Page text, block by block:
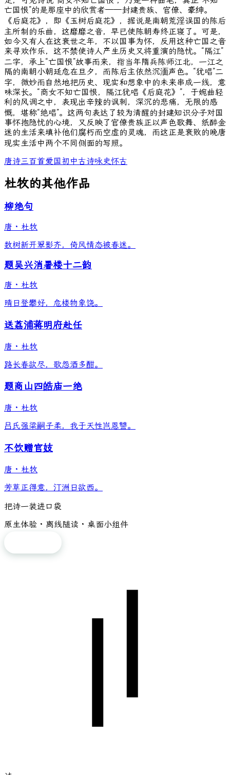
亡国恨”的是那座中的欣赏者——封建贵族、官僚、豪绅。
《后庭花》，即《玉树后庭花》，据说是南朝荒淫误国的陈后
主所制的乐曲，这靡靡之音，早已使陈朝寿终正寝了。可是，
如今又有人在这衰世之年，不以国事为怀，反用这种亡国之音
来寻欢作乐，这不禁使诗人产生历史又将重演的隐忧。“隔江”
二字，承上“亡国恨”故事而来，指当年隋兵陈师江北，一江之
隔的南朝小朝廷危在旦夕，而陈后主依然沉湎声色。“犹唱”二
字，微妙而自然地把历史、现实和想象中的未来串成一线，意
味深长。“商女不知亡国恨，隔江犹唱《后庭花》”，于婉曲轻
利的风调之中，表现出辛辣的讽刺，深沉的悲痛，无限的感
慨，堪称“绝唱”。这两句表达了较为清醒的封建知识分子对国
事怀抱隐忧的心境，又反映了官僚贵族正以声色歌舞、纸醉金
迷的生活来填补他们腐朽而空虚的灵魂，而这正是衰败的晚唐
现实生活中两个不同侧面的写照。
唐诗三百首爱国初中古诗咏史怀古
杜牧的其他作品
柳绝句
唐 · 杜牧
数树新开翠影齐，倚风情态被春迷。
题吴兴消暑楼十二韵
唐 · 杜牧
晴日登攀好，危楼物象饶。
送荔浦蒋明府赴任
唐 · 杜牧
路长春欲尽，歌怨酒多酣。
题商山四皓庙一绝
唐 · 杜牧
吕氏强梁嗣子柔，我于天性岂恩讐。
不饮赠官妓
唐 · 杜牧
芳草正得意，汀洲日欲西。
把诗一装进口袋
原生体验 · 离线随读 · 桌面小组件